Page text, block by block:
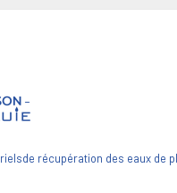
de récupération des eaux de